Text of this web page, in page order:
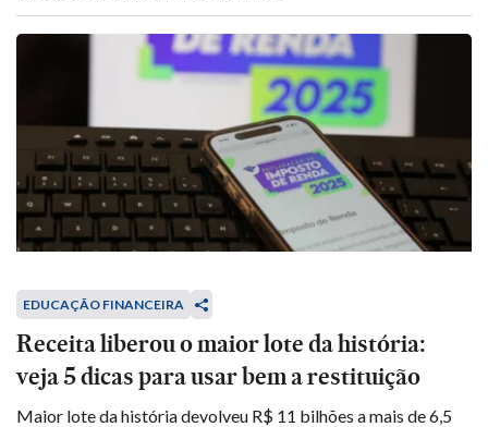
EDUCAÇÃO FINANCEIRA
Receita liberou o maior lote da história:
veja 5 dicas para usar bem a restituição
Maior lote da história devolveu R$ 11 bilhões a mais de 6,5